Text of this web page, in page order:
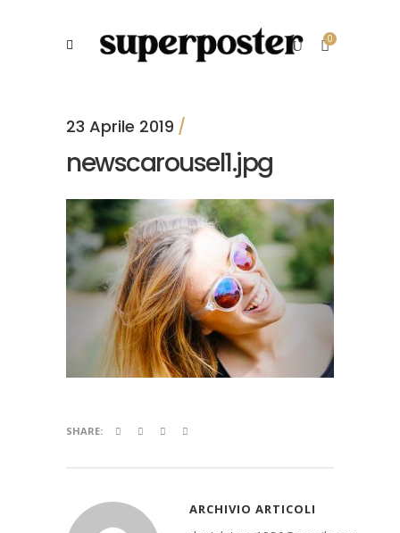
0
23 Aprile 2019
newscarousel1.jpg
SHARE:
ARCHIVIO ARTICOLI